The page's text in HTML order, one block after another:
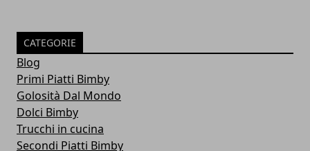
CATEGORIE
Blog
Primi Piatti Bimby
Golosità Dal Mondo
Dolci Bimby
Trucchi in cucina
Secondi Piatti Bimby